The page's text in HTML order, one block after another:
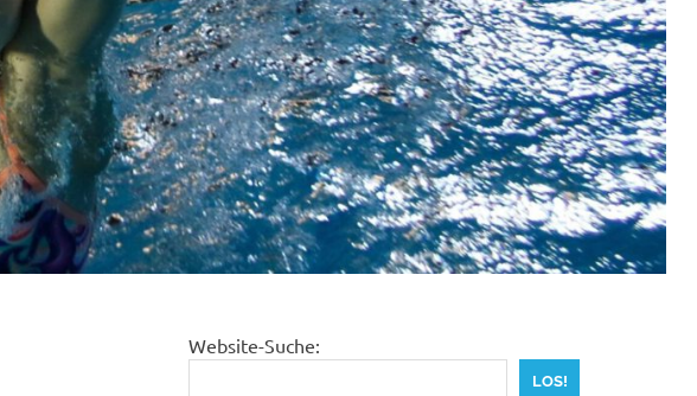
Website-Suche:
LOS!